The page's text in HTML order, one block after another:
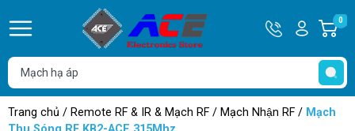
Hotline
0932
762514
Tài
khoản
Hello,
Khách
0
Trang chủ / Remote RF & IR & Mạch RF / Mạch Nhận RF / Mạch